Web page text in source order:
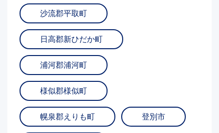
沙流郡平取町
日高郡新ひだか町
浦河郡浦河町
様似郡様似町
幌泉郡えりも町 登別市